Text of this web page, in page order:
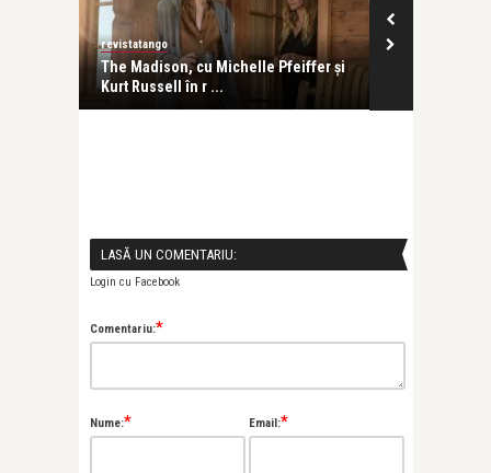
revistatango
The Madison, cu Michelle Pfeiffer și
Kurt Russell în r ...
LASĂ UN COMENTARIU:
Login cu Facebook
Comentariu:*
Nume:* Email:*